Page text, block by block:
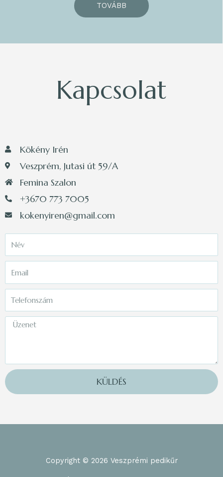
TOVÁBB
Kapcsolat
Kökény Irén
Veszprém, Jutasi út 59/A
Femina Szalon
+3670 773 7005
kokenyiren@gmail.com
KÜLDÉS
Copyright © 2026 Veszprémi pedikűr